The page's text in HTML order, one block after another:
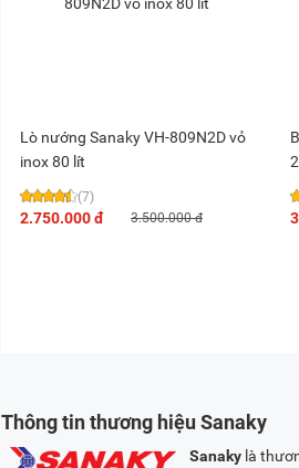
Lò nướng Sanaky VH-809N2D vỏ
inox 80 lít
(7)
2.750.000 đ 3.500.000 đ
Thông tin thương hiệu Sanaky
Sanaky là